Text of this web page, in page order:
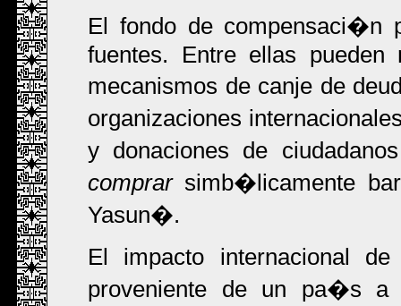
El fondo de compensaci�n
fuentes. Entre ellas pueden
mecanismos de canje de
organizaciones
y donaciones de
comprarsimb�licamente
Yasun�.
El impacto internacional
proveniente de un pa�s a